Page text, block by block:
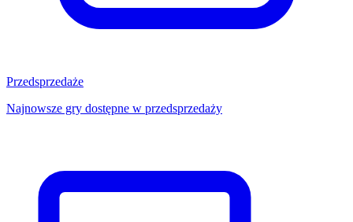
Przedsprzedaże
Najnowsze gry dostępne w przedsprzedaży